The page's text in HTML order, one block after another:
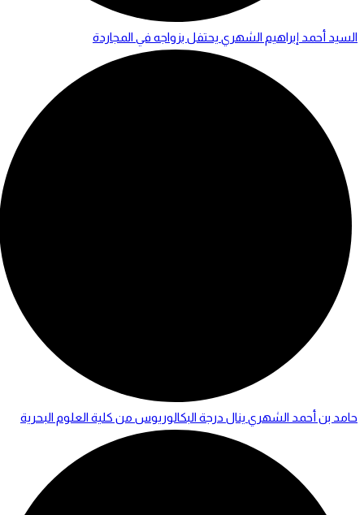
السيد أحمد إبراهيم الشهري يحتفل بزواجه في المجاردة
حامد بن أحمد الشهري ينال درجة البكالوريوس من كلية العلوم البحرية